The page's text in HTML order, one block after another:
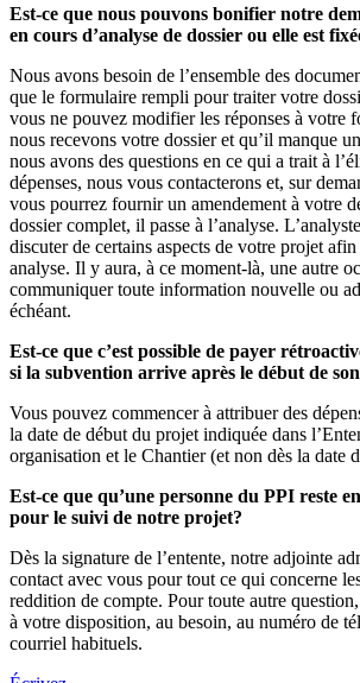
Est-ce que nous pouvons bonifier notre
en cours d’analyse de dossier ou elle est
Nous avons besoin de l’ensemble des
que le formulaire rempli pour traiter votre
vous ne pouvez modifier les réponses à votre
nous recevons votre dossier et qu’il manque
nous avons des questions en ce qui a trait à
dépenses, nous vous contacterons et, sur
vous pourrez fournir un amendement à votre
dossier complet, il passe à l’analyse.
discuter de certains aspects de votre projet
analyse. Il y aura, à ce moment-là, une autre
communiquer toute information nouvelle ou
échéant.
Est-ce que c’est possible de payer
si la subvention arrive après le début de
Vous pouvez commencer à attribuer des
la date de début du projet indiquée dans
organisation et le Chantier (et non dès la date
Est-ce que qu’une personne du PPI reste
pour le suivi de notre projet?
Dès la signature de l’entente, notre adjointe
contact avec vous pour tout ce qui concerne
reddition de compte. Pour toute autre
à votre disposition, au besoin, au numéro de
courriel habituels.